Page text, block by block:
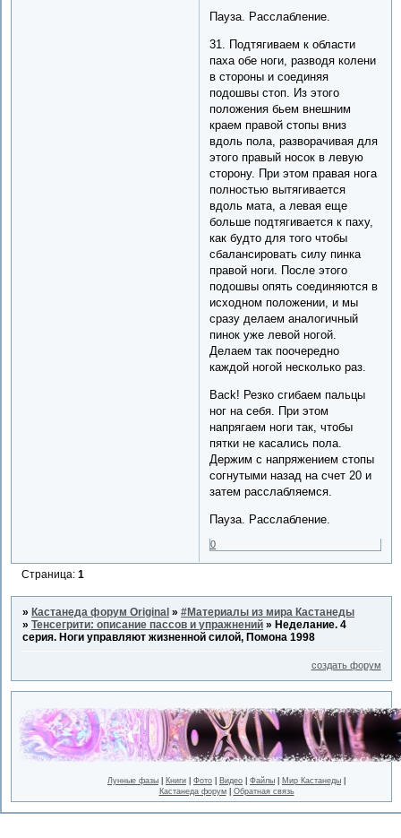
Пауза. Расслабление.
31. Подтягиваем к области
паха обе ноги, разводя колени
в стороны и соединяя
подошвы стоп. Из этого
положения бьем внешним
краем правой стопы вниз
вдоль пола, разворачивая для
этого правый носок в левую
сторону. При этом правая нога
полностью вытягивается
вдоль мата, а левая еще
больше подтягивается к паху,
как будто для того чтобы
сбалансировать силу пинка
правой ноги. После этого
подошвы опять соединяются в
исходном положении, и мы
сразу делаем аналогичный
пинок уже левой ногой.
Делаем так поочередно
каждой ногой несколько раз.
Back! Резко сгибаем пальцы
ног на себя. При этом
напрягаем ноги так, чтобы
пятки не касались пола.
Держим с напряжением стопы
согнутыми назад на счет 20 и
затем расслабляемся.
Пауза. Расслабление.
0
Страница:1
»Кастанеда форум Original »#Материалы из мира Кастанеды
»Тенсегрити: описание пассов и упражнений »Неделание. 4
серия. Ноги управляют жизненной силой, Помона 1998
создать форум
Лунные фазы Книги Фото Видео Файлы Мир Кастанеды
Кастанеда форум| Обратная связь